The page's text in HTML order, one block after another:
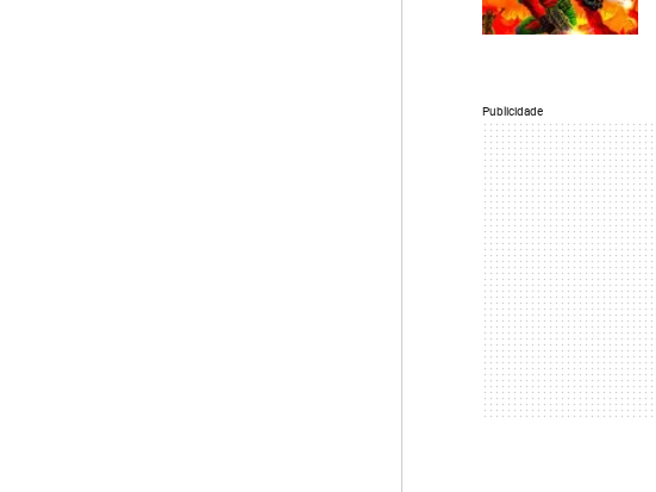
Publicidade